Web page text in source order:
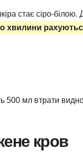
стає сіро-білою.
хвилини
500 мл втрати
кров